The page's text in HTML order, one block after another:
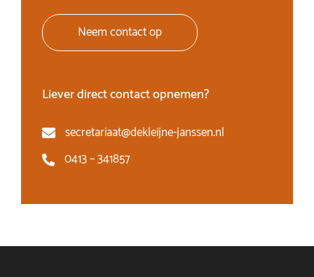
Neem contact op
Liever direct contact opnemen?
secretariaat@dekleijne-janssen.nl
0413 – 341857